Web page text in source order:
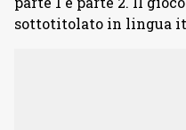
sottotitolato in lingua